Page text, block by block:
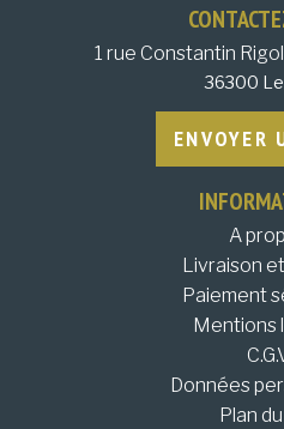
1 rue Constantin
36300
ENVOYER
A
Livraison
Paiement
Mentions
Données
Plan